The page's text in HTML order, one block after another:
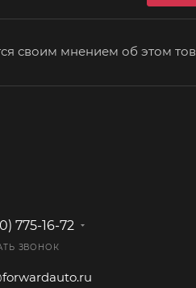
своим мнением об этом
775-16-72
ЗВОНОК